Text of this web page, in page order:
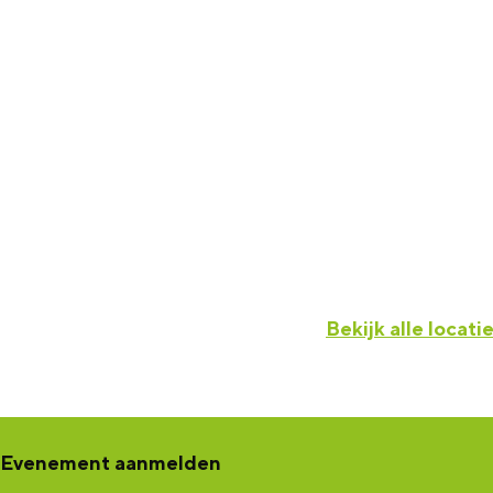
Bekijk alle
Evenement aanmelden